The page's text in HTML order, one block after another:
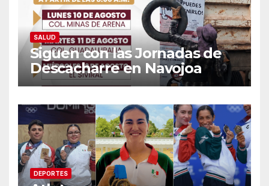
SALUD
Siguen con las Jornadas de
Descacharre en Navojoa
DEPORTES